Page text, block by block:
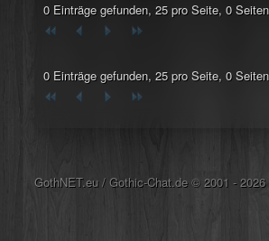
0 Einträge gefunden, 25 pro Seite, 0 Seiten
0 Einträge gefunden, 25 pro Seite, 0 Seiten
GothNET.eu /Gothic-Chat.de© 2001 - 2026